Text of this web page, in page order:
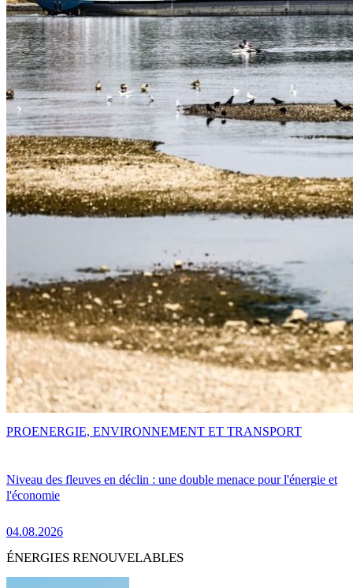
Niveau des fleuves en déclin : une double menace pour l'énergie et
l'économie
04.08.2026
PROENERGIE, ENVIRONNEMENT ET TRANSPORT
ÉNERGIES RENOUVELABLES